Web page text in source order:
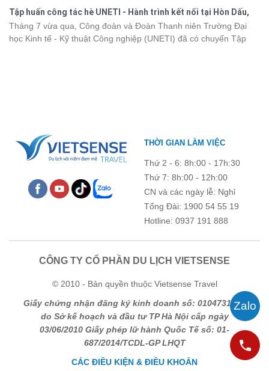
năm 2026 ngay dưới đây.
kết, sẻ chia và lưu giữ nhiều khoảnh khắc đáng nhớ. Hãy cùng
nhìn lại chuyến đi ngập tràn niềm vui và những trải nghiệm khó
quên.
Tập huấn công tác hè UNETI - Hành trình kết nối tại Hòn Dấu,
Đồ Sơn
Tháng 7 vừa qua, Công đoàn và Đoàn Thanh niên Trường Đại
học Kinh tế - Kỹ thuật Công nghiệp (UNETI) đã có chuyến Tập
THỜI GIAN LÀM VIỆC
Thứ 2 - 6: 8h:00 - 17h:30
Thứ 7: 8h:00 - 12h:00
CN và các ngày lễ: Nghỉ
Tổng Đài: 1900 54 55 19
Hotline: 0937 191 888
CÔNG TY CỔ PHẦN DU LỊCH VIETSENSE
© 2010 - Bản quyền thuộc Vietsense Travel
Giấy chứng nhận đăng ký kinh doanh số: 0104731205
do Sở kế hoạch và đầu tư TP Hà Nội cấp ngày
03/06/2010 Giấy phép lữ hành Quốc Tế số: 01-
687/2014/TCDL-GP LHQT
CÁC ĐIỀU KIỆN & ĐIỀU KHOẢN